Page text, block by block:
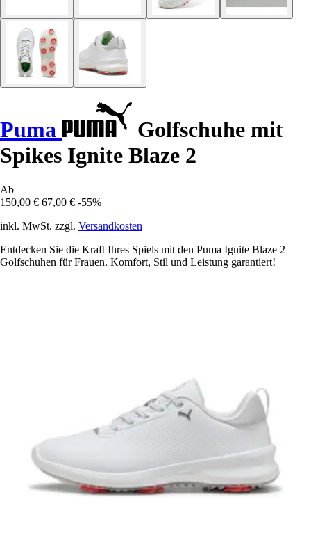
Puma
Golfschuhe mit
Spikes Ignite Blaze 2
Ab
150,00 € 67,00 € -55%
inkl. MwSt. zzgl. Versandkosten
Entdecken Sie die Kraft Ihres Spiels mit den Puma Ignite Blaze 2
Golfschuhen für Frauen. Komfort, Stil und Leistung garantiert!